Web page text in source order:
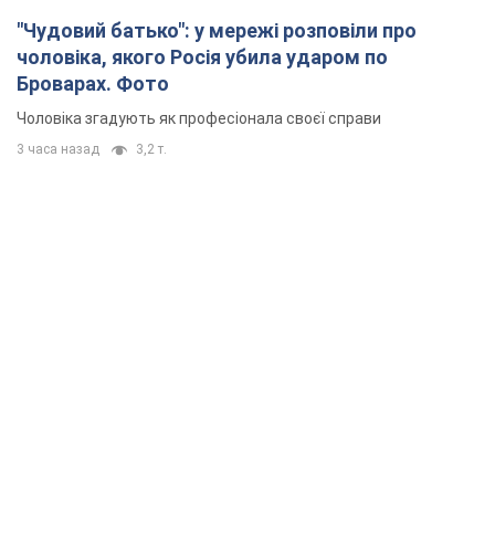
"Чудовий батько": у мережі розповіли про
чоловіка, якого Росія убила ударом по
Броварах. Фото
Чоловіка згадують як професіонала своєї справи
3 часа назад 3,2 т.